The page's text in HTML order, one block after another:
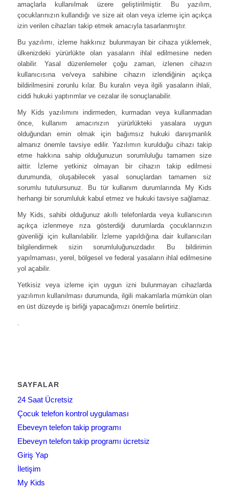
amaçlarla kullanılmak üzere geliştirilmiştir. Bu yazılım,
çocuklarınızın kullandığı ve size ait olan veya izleme için açıkça
izin verilen cihazları takip etmek amacıyla tasarlanmıştır.
Bu yazılımı, izleme hakkınız bulunmayan bir cihaza yüklemek,
ülkenizdeki yürürlükte olan yasaların ihlal edilmesine neden
olabilir. Yasal düzenlemeler çoğu zaman, izlenen cihazın
kullanıcısına ve/veya sahibine cihazın izlendiğinin açıkça
bildirilmesini zorunlu kılar. Bu kuralın veya ilgili yasaların ihlali,
ciddi hukuki yaptırımlar ve cezalar ile sonuçlanabilir.
My Kids yazılımını indirmeden, kurmadan veya kullanmadan
önce, kullanım amacınızın yürürlükteki yasalara uygun
olduğundan emin olmak için bağımsız hukuki danışmanlık
almanız önemle tavsiye edilir. Yazılımın kurulduğu cihazı takip
etme hakkına sahip olduğunuzun sorumluluğu tamamen size
aittir. İzleme yetkiniz olmayan bir cihazın takip edilmesi
durumunda, oluşabilecek yasal sonuçlardan tamamen siz
sorumlu tutulursunuz. Bu tür kullanım durumlarında My Kids
herhangi bir sorumluluk kabul etmez ve hukuki tavsiye sağlamaz.
My Kids, sahibi olduğunuz akıllı telefonlarda veya kullanıcının
açıkça izlenmeye rıza gösterdiği durumlarda çocuklarınızın
güvenliği için kullanılabilir. İzleme yapıldığına dair kullanıcıları
bilgilendirmek sizin sorumluluğunuzdadır. Bu bildirimin
yapılmaması, yerel, bölgesel ve federal yasaların ihlal edilmesine
yol açabilir.
Yetkisiz veya izleme için uygun izni bulunmayan cihazlarda
yazılımın kullanılması durumunda, ilgili makamlarla mümkün olan
en üst düzeyde iş birliği yapacağımızı önemle belirtiriz.
.
SAYFALAR
24 Saat Ücretsiz
Çocuk telefon kontrol uygulaması
Ebeveyn telefon takip programı
Ebeveyn telefon takip programı ücretsiz
Giriş Yap
İletişim
My Kids